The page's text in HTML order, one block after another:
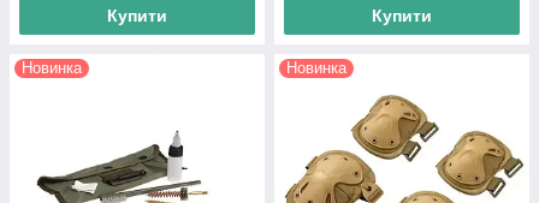
Купити Купити
Новинка Новинка